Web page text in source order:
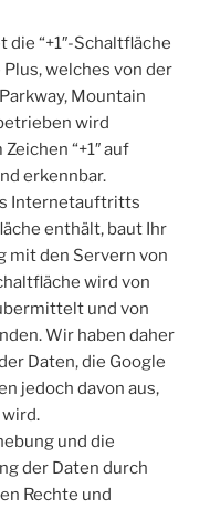
“+1″-Schaltfläche
welches von der
Mountain
wird
“+1″ auf
erkennbar.
Internetauftritts
enthält, baut Ihr
mit den Servern von
wird von
und von
Wir haben daher
Daten, die Google
jedoch davon aus,
und die
der Daten durch
Rechte und